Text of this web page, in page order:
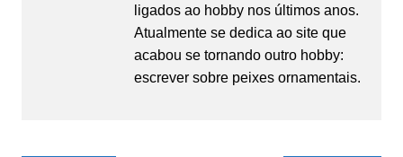
ligados ao hobby nos últimos anos.
Atualmente se dedica ao site que
acabou se tornando outro hobby:
escrever sobre peixes ornamentais.